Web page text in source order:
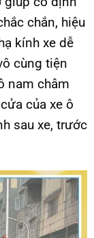
chắn, hiệu
kính xe dễ
cùng tiện
nam châm
của xe ô
sau xe, trước